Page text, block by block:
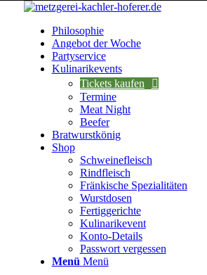
Philosophie
Angebot der Woche
Partyservice
Kulinarikevents
Tickets kaufen
Termine
Meat Night
Beefer
Bratwurstkönig
Shop
Schweinefleisch
Rindfleisch
Fränkische Spezialitäten
Wurstdosen
Fertiggerichte
Kulinarikevent
Konto-Details
Passwort vergessen
Menü Menü